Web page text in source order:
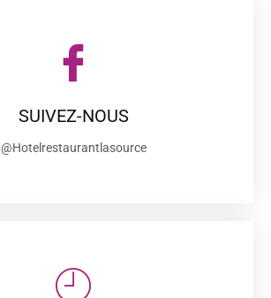
SUIVEZ-NOUS
@Hotelrestaurantlasource